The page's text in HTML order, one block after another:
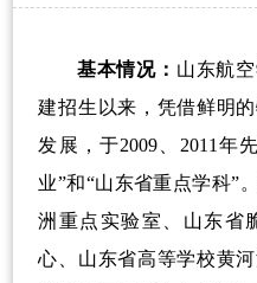
基本情况： 山东航
建招生以来，凭借鲜明
发展，于2009、 2011年
业”和“山东省重点学科”。
洲重点实验室、山东省
心、山东省高等学校黄